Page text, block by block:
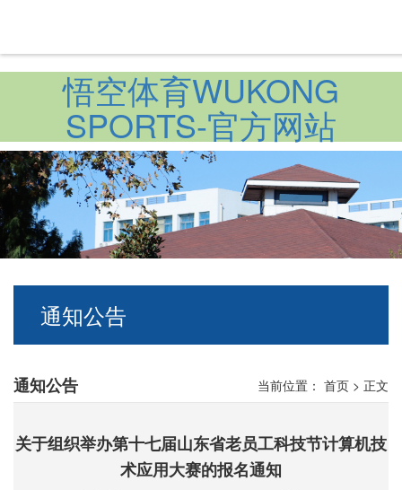
悟空体育WUKONG
SPORTS-官方网站
通知公告
通知公告 当前位置： 首页 > 正文
关于组织举办第十七届山东省老员工科技节计算机技
术应用大赛的报名通知